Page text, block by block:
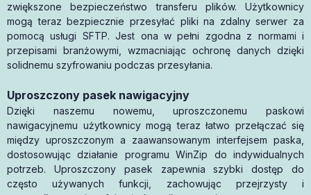
zwiększone bezpieczeństwo transferu plików. Użytkownicy
mogą teraz bezpiecznie przesyłać pliki na zdalny serwer za
pomocą usługi SFTP. Jest ona w pełni zgodna z normami i
przepisami branżowymi, wzmacniając ochronę danych dzięki
solidnemu szyfrowaniu podczas przesyłania.
Uproszczony pasek nawigacyjny
Dzięki naszemu nowemu, uproszczonemu paskowi
nawigacyjnemu użytkownicy mogą teraz łatwo przełączać się
między uproszczonym a zaawansowanym interfejsem paska,
dostosowując działanie programu WinZip do indywidualnych
potrzeb. Uproszczony pasek zapewnia szybki dostęp do
często używanych funkcji, zachowując przejrzysty i